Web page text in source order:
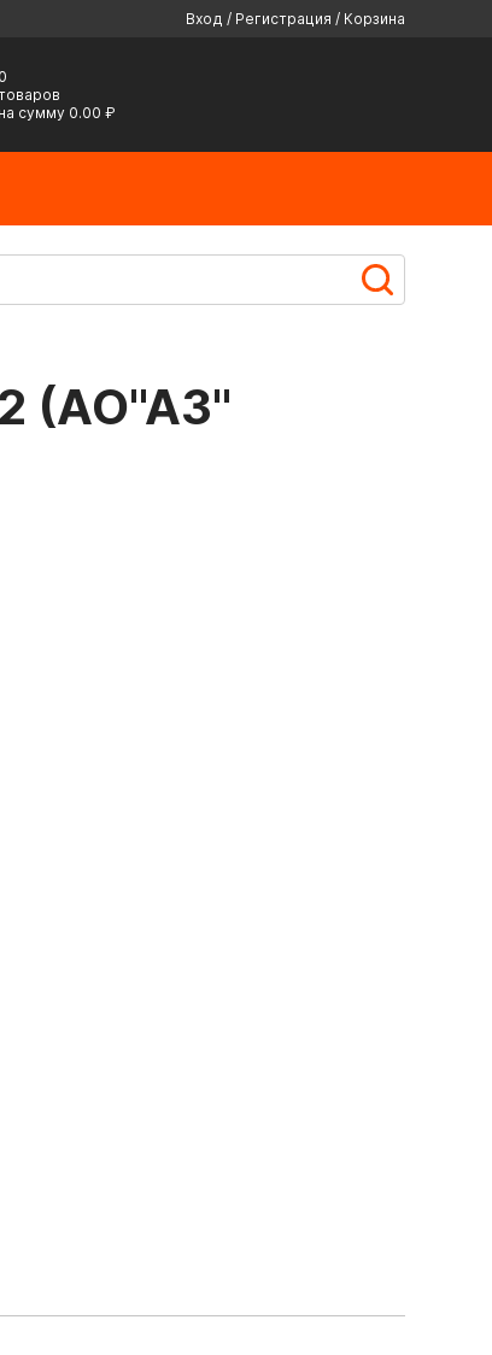
Вход / Регистрация / Корзина
0
на сумму 0.00 ₽
(АО"АЗ"